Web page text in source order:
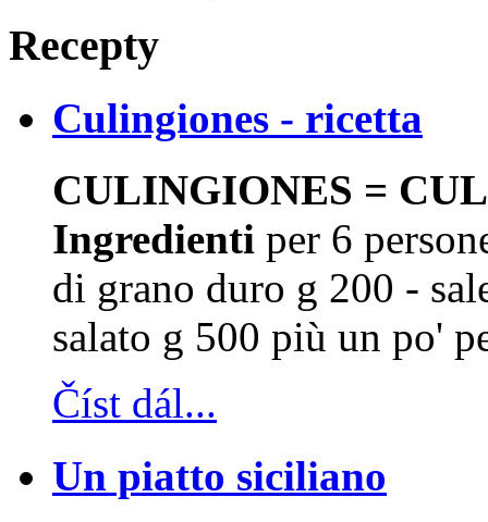
Recepty
Culingiones - ricetta
CULINGIONES =
Ingredienti per 6
di grano duro g 200 -
salato g 500 più un po'
Číst dál...
Un piatto siciliano